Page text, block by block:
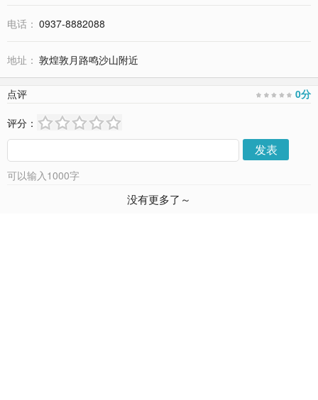
电话： 0937-8882088
地址： 敦煌敦月路鸣沙山附近
点评 0分
评分：
发表
可以输入1000字
没有更多了～